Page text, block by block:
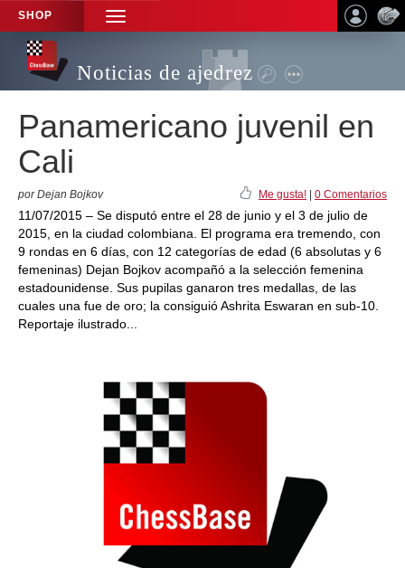
SHOP
TOGGLE
NAVIGATION
Noticias de ajedrez
Panamericano juvenil en
Cali
por Dejan Bojkov Me gusta! 0 Comentarios
11/07/2015 – Se disputó entre el 28 de junio y el 3 de julio de
2015, en la ciudad colombiana. El programa era tremendo, con
9 rondas en 6 días, con 12 categorías de edad (6 absolutas y 6
femeninas) Dejan Bojkov acompañó a la selección femenina
estadounidense. Sus pupilas ganaron tres medallas, de las
cuales una fue de oro; la consiguió Ashrita Eswaran en sub-10.
Reportaje ilustrado...